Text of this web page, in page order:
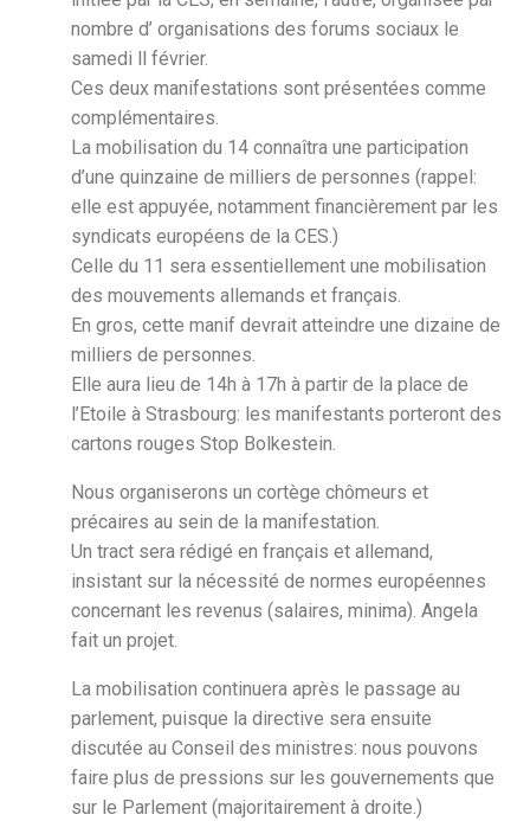
nombre d’ organisations des forums sociaux le
samedi ll février.
Ces deux manifestations sont présentées comme
complémentaires.
La mobilisation du 14 connaîtra une participation
d’une quinzaine de milliers de personnes (rappel:
elle est appuyée, notamment financièrement par les
syndicats européens de la CES.)
Celle du 11 sera essentiellement une mobilisation
des mouvements allemands et français.
En gros, cette manif devrait atteindre une dizaine de
milliers de personnes.
Elle aura lieu de 14h à 17h à partir de la place de
l’Etoile à Strasbourg: les manifestants porteront des
cartons rouges Stop Bolkestein.
Nous organiserons un cortège chômeurs et
précaires au sein de la manifestation.
Un tract sera rédigé en français et allemand,
insistant sur la nécessité de normes européennes
concernant les revenus (salaires, minima). Angela
fait un projet.
La mobilisation continuera après le passage au
parlement, puisque la directive sera ensuite
discutée au Conseil des ministres: nous pouvons
faire plus de pressions sur les gouvernements que
sur le Parlement (majoritairement à droite.)